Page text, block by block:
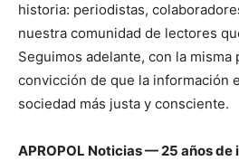
historia: periodistas,
nuestra comunidad de lectores
Seguimos adelante, con la
convicción de que la información
sociedad más justa y consciente.
APROPOL Noticias — 25 años